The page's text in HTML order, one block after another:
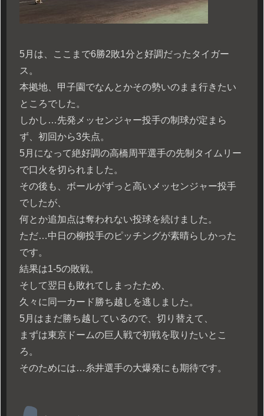
5月は、ここまで6勝2敗1分と好調だったタイガー
ス。
本拠地、甲子園でなんとかその勢いのまま行きたい
ところでした。
しかし…先発メッセンジャー投手の制球が定まら
ず、初回から3失点。
5月になって絶好調の高橋周平選手の先制タイムリー
で口火を切られました。
その後も、ボールがずっと高いメッセンジャー投手
でしたが、
何とか追加点は奪われない投球を続けました。
ただ…中日の柳投手のピッチングが素晴らしかった
です。
結果は1‐5の敗戦。
そして翌日も敗れてしまったため、
久々に同一カード勝ち越しを逃しました。
5月はまだ勝ち越しているので、切り替えて、
まずは東京ドームの巨人戦で初戦を取りたいとこ
ろ。
そのためには…糸井選手の大爆発にも期待です。